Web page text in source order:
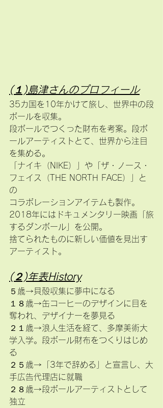
(１)島津さんのプロフィール
35カ国を10年かけて旅し、世界中の段
ボールを収集。
段ボールでつくった財布を考案。段ボ
ールアーティストとて、世界から注目
を集める。
「ナイキ（NIKE）」や「ザ・ノース・
フェイス（THE NORTH FACE）」と
の
コラボレーションアイテムも製作。
2018年にはドキュメンタリー映画「旅
するダンボール」を公開。
捨てられたものに新しい価値を見出す
アーティスト。
(２)年表History
５歳→貝殻収集に夢中になる
１８歳→缶コーヒーのデザインに目を
奪われ、デザイナーを夢見る
２１歳→浪人生活を経て、多摩美術大
学入学。段ボール財布をつくりはじめ
る
２５歳→「3年で辞める」と宣言し、大
手広告代理店に就職
２８歳→段ボールアーティストとして
独立